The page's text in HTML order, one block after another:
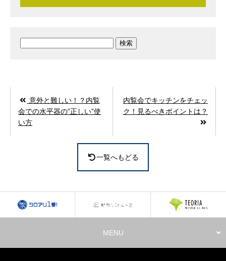
意外と難しい！？内覧
会での水平器の”正しい”使
い方
内覧会でキッチンをチェッ
ク！見るべきポイントは？
一覧へもどる
MENU